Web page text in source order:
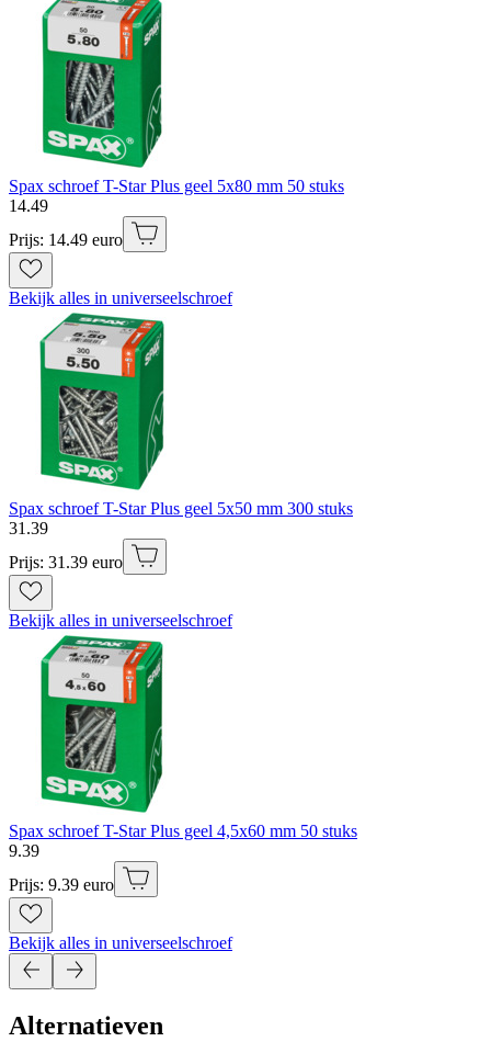
Spax schroef T-Star Plus geel 5x80 mm 50 stuks
14.49
Prijs: 14.49 euro
Bekijk alles in universeelschroef
Spax schroef T-Star Plus geel 5x50 mm 300 stuks
31 .39
Prijs: 31.39 euro
Bekijk alles in universeelschroef
Spax schroef T-Star Plus geel 4,5x60 mm 50 stuks
9.39
Prijs: 9.39 euro
Bekijk alles in universeelschroef
Alternatieven